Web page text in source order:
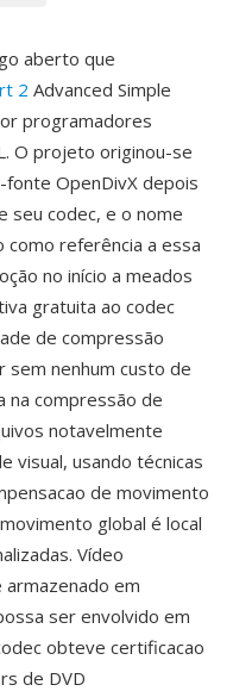
aberto que
2 Advanced Simple
programadores
O projeto originou-se
OpenDivX depois
seu codec, e o nome
como referência a essa
no início a meados
gratuita ao codec
de compressão
nenhum custo de
na compressão de
notavelmente
visual, usando técnicas
de movimento
global é local
Vídeo
em
ser envolvido em
obteve certificacao
de DVD